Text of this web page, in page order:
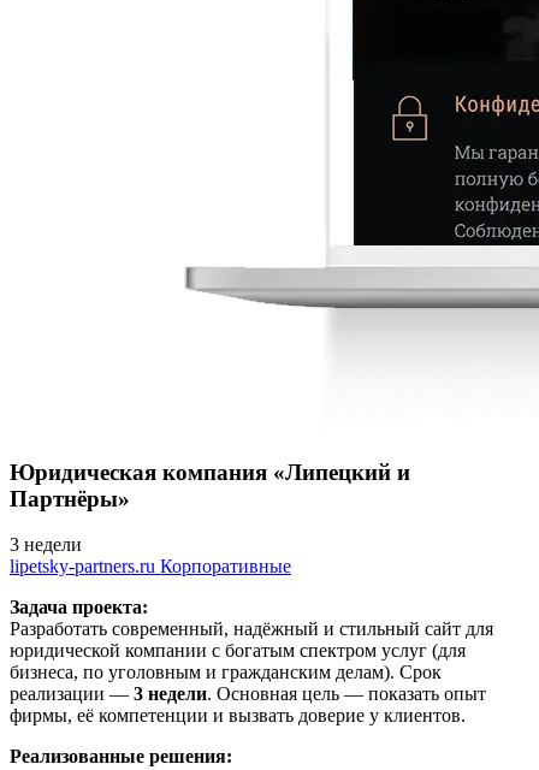
Юридическая компания «Липецкий и
Партнёры»
3 недели
lipetsky-partners.ru Корпоративные
Задача проекта:
Разработать современный, надёжный и стильный сайт для
юридической компании с богатым спектром услуг (для
бизнеса, по уголовным и гражданским делам). Срок
реализации — 3 недели. Основная цель — показать опыт
фирмы, её компетенции и вызвать доверие у клиентов.
Реализованные решения: